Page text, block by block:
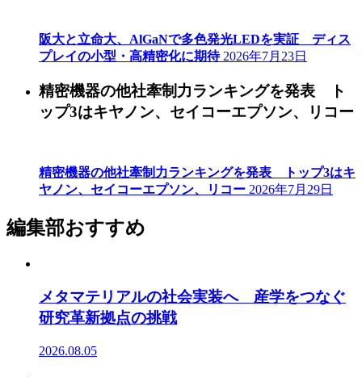
阪大と立命大、AlGaNで多色発光LEDを実証 ディス
プレイの小型・高精密化に期待 2026年7月23日
精密機器の他社牽制力ランキングを発表 ト
ップ3はキヤノン、セイコーエプソン、リコー
精密機器の他社牽制力ランキングを発表 トップ3はキ
ヤノン、セイコーエプソン、リコー 2026年7月29日
編集部おすすめ
メタマテリアルの社会実装へ 産学をつなぐ
研究革新拠点の挑戦
2026.08.05